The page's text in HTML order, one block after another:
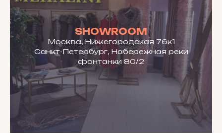
SHOWROOM
Москва, Нижегородская 76к1
Санкт-Петербург, Набережная реки
фонтанки 80/2